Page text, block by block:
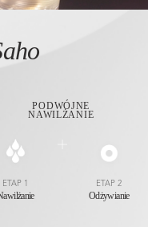
ETAP 1
PODWÓJNE
NAWILŻANIE
Odżywianie
ETAP 2